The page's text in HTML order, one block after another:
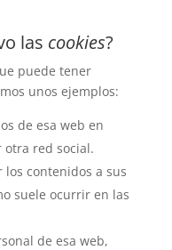
las cookies?
puede tener
unos ejemplos:
de esa web en
otra red social.
contenidos a sus
suele ocurrir en las
de esa web,